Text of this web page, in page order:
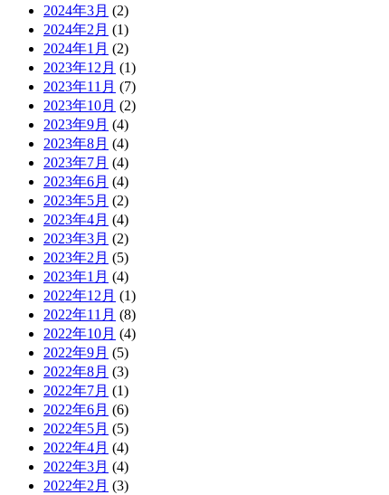
2024年3月 (2)
2024年2月 (1)
2024年1月 (2)
2023年12月 (1)
2023年11月 (7)
2023年10月 (2)
2023年9月 (4)
2023年8月 (4)
2023年7月 (4)
2023年6月 (4)
2023年5月 (2)
2023年4月 (4)
2023年3月 (2)
2023年2月 (5)
2023年1月 (4)
2022年12月 (1)
2022年11月 (8)
2022年10月 (4)
2022年9月 (5)
2022年8月 (3)
2022年7月 (1)
2022年6月 (6)
2022年5月 (5)
2022年4月 (4)
2022年3月 (4)
2022年2月 (3)